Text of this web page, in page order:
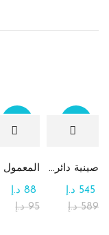
صينية دائرية كبيرة جداً من الشوكولاتة والرهش
589 د.إ
545 د.إ
95 د.إ
88 د.إ